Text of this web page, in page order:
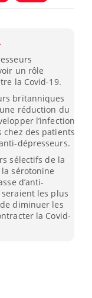
un rôle
la Covid-19.
britanniques
réduction du
l’infection
chez des patients
dépresseurs.
sélectifs de la
sérotonine
d’anti-
les plus
diminuer les
la Covid-